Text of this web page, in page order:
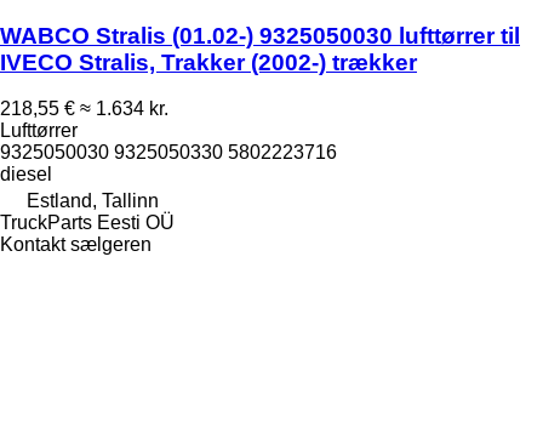
WABCO Stralis (01.02-) 9325050030 lufttørrer til
IVECO Stralis, Trakker (2002-) trækker
218,55 € ≈ 1.634 kr.
Lufttørrer
9325050030 9325050330 5802223716
diesel
Estland, Tallinn
TruckParts Eesti OÜ
Kontakt sælgeren